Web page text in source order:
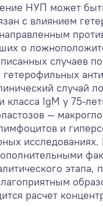
НУП может
с влиянием
о
случаев
гетерофильных
IgM у 75-
—
и
расчет